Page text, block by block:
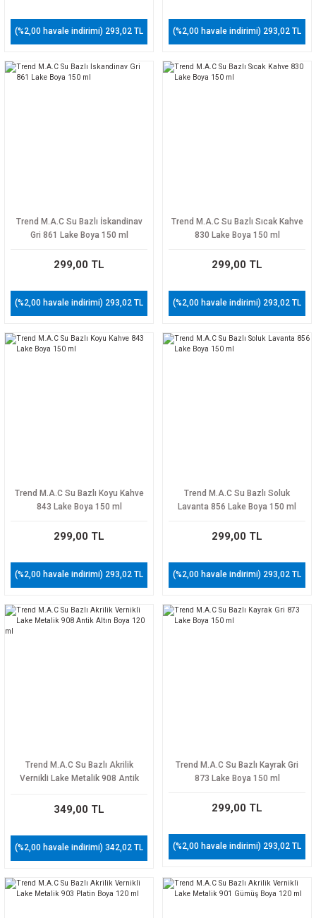
(%2,00 havale indirimi) 293,02 TL (%2,00 havale indirimi) 293,02 TL
Trend M.A.C Su Bazlı İskandinav
Gri 861 Lake Boya 150 ml
299,00 TL
(%2,00 havale indirimi) 293,02 TL
Trend M.A.C Su Bazlı Sıcak Kahve
830 Lake Boya 150 ml
299,00 TL
(%2,00 havale indirimi) 293,02 TL
Trend M.A.C Su Bazlı Koyu Kahve
843 Lake Boya 150 ml
299,00 TL
(%2,00 havale indirimi) 293,02 TL
Trend M.A.C Su Bazlı Soluk
Lavanta 856 Lake Boya 150 ml
299,00 TL
(%2,00 havale indirimi) 293,02 TL
Trend M.A.C Su Bazlı Akrilik
Vernikli Lake Metalik 908 Antik
349,00 TL
(%2,00 havale indirimi) 342,02 TL
Trend M.A.C Su Bazlı Kayrak Gri
873 Lake Boya 150 ml
299,00 TL
(%2,00 havale indirimi) 293,02 TL